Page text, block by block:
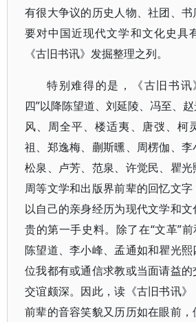
有很大争议的历史人物、社团、
要对中国近现代文学和文化史具
《古旧书讯》发掘整理之列。
特别难得的是，《古旧书讯
四”以降陈望道、刘延陵、冯至、
风、周全平、楼适夷、唐弢、柯
祖、郑逸梅、蒯斯曛、周楞伽、
松泉、卢芳、范泉、许觉民、瞿
周等文学和出版界前辈的回忆文字
以自己的亲身经历为现代文学和
贵的第一手史料。除了在“文革”
陈望道、李小峰、孟通如和瞿光
位我都有或通信求教或当面请益
交谊颇深。因此，读《古旧书讯
前辈的音容笑貌又历历如在眼前